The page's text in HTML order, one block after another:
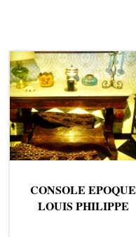
CONSOLE EPOQUE
LOUIS PHILIPPE